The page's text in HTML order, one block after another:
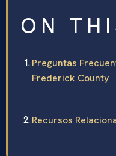
ON
Preguntas
Frederick County
Recursos